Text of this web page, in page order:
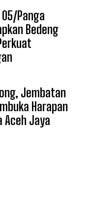
Panga
Bedeng
Jembatan
Harapan
Aceh Jaya